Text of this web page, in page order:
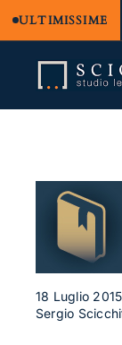
ULTIMISSIME
e regresso
contenuto
Approfondimenti
Contatti
18 Luglio 2015
Sergio